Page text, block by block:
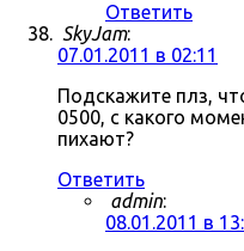
Ответить
SkyJam:
07.01.2011 в 02:11
Подскажите плз,
0500, с какого
пихают?
Ответить
admin:
08.01.2011 в